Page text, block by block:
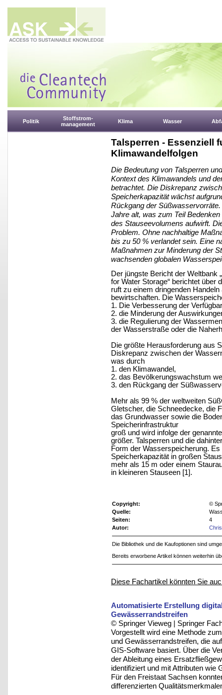
Politik
Stoffstrom-
management
Klima Wasser
Talsperren - Essenziell
Klimawandelfolgen
Die Bedeutung von Talsperren
Kontext des Klimawandels und
betrachtet. Die Diskrepanz
Speicherkapazität wächst
Rückgang der
Jahre alt, was zum Teil
des Stauseevolumens aufwirft.
Problem. Ohne nachhaltige
bis zu 50 % verlandet sein. Eine
Maßnahmen zur Minderung der
wachsenden globalen
Der jüngste Bericht der Weltbank
for Water Storage“ berichtet über
ruft zu einem dringenden
bewirtschaften. Die
1. Die Verbesserung der
2. die Minderung der
3. die Regulierung der
der Wasserstraße oder die
Die größte Herausforderung aus
Diskrepanz zwischen der
was durch
1. den Klimawandel,
2. das Bevölkerungswachstum
3. den Rückgang der
Mehr als 99 % der weltweiten
Gletscher, die Schneedecke, die
das Grundwasser sowie die
Speicherinfrastruktur
groß und wird infolge der
größer. Talsperren und die
Form der Wasserspeicherung.
Speicherkapazität in großen
mehr als 15 m oder einem
in kleineren Stauseen [1].
Copyright:
©
Quelle:
Seiten:
4
Autor:
Die Bibliothek und die Kaufoptionen sind
Bereits erworbene Artikel können weiterhin
Diese Fachartikel könnten Sie
Automatisierte Erstellung
Gewässerrandstreifen
© Springer Vieweg | Springer
Vorgestellt wird eine Methode
und Gewässerrandstreifen, die
GIS-Software basiert. Über die
der Ableitung eines
identifiziert und mit Attributen wie
Für den Freistaat Sachsen
differenzierten